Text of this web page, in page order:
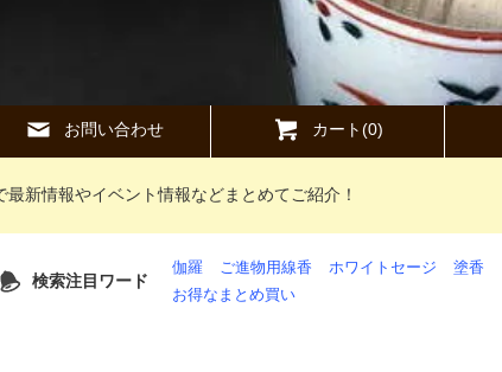
お問い合わせ カート(0)
最新情報やイベント情報などまとめてご紹介！
検索注目ワード
伽羅 ご進物用線香 ホワイトセージ 塗香
お得なまとめ買い